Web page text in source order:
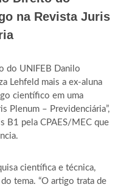
na Revista Juris
do UNIFEB Danilo
Lehfeld mais a ex-aluna
científico em uma
Plenum – Previdenciária”,
B1 pela CPAES/MEC que
científica e técnica,
tema. “O artigo trata de